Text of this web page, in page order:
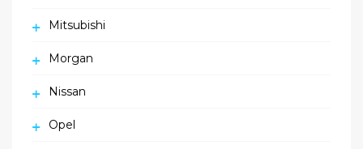
Mitsubishi
Morgan
Nissan
Opel